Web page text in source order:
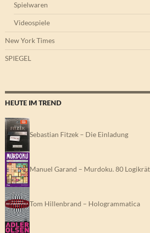
Spielwaren
Videospiele
New York Times
SPIEGEL
HEUTE IM TREND
Sebastian Fitzek – Die Einladung
Manuel Garand – Murdoku. 80
Tom Hillenbrand – Hologrammatica